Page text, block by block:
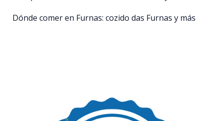
Dónde comer en Furnas: cozido das Furnas y más